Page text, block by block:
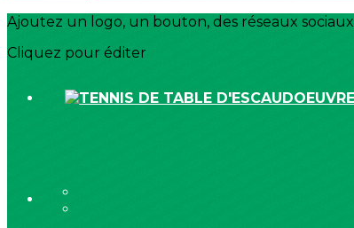
Ajoutez un logo, un bouton, des réseaux sociaux
Cliquez pour éditer